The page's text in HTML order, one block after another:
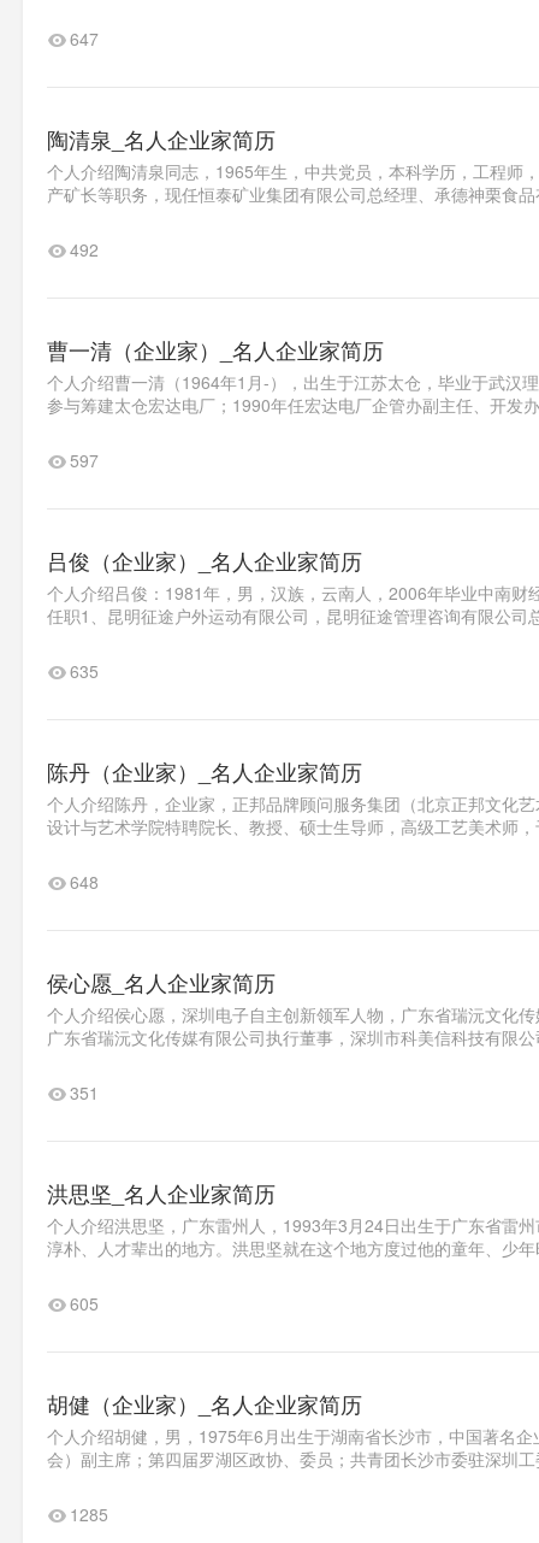
647
陶清泉_名人企业家简历
个人介绍陶清泉同志，1965年生，中共党员，本科学历，工程师
产矿长等职务，现任恒泰矿业集团有限公司总经理、承德神栗食
492
曹一清（企业家）_名人企业家简历
个人介绍曹一清（1964年1月-），出生于江苏太仓，毕业于武汉
参与筹建太仓宏达电厂；1990年任宏达电厂企管办副主任、开发
597
吕俊（企业家）_名人企业家简历
个人介绍吕俊：1981年，男，汉族，云南人，2006年毕业中南
任职1、昆明征途户外运动有限公司，昆明征途管理咨询有限公
635
陈丹（企业家）_名人企业家简历
个人介绍陈丹，企业家，正邦品牌顾问服务集团（北京正邦文化
设计与艺术学院特聘院长、教授、硕士生导师，高级工艺美术师
648
侯心愿_名人企业家简历
个人介绍侯心愿，深圳电子自主创新领军人物，广东省瑞沅文化
广东省瑞沅文化传媒有限公司执行董事，深圳市科美信科技有限
351
洪思坚_名人企业家简历
个人介绍洪思坚，广东雷州人，1993年3月24日出生于广东省雷
淳朴、人才辈出的地方。洪思坚就在这个地方度过他的童年、少
605
胡健（企业家）_名人企业家简历
个人介绍胡健，男，1975年6月出生于湖南省长沙市，中国著名
会）副主席；第四届罗湖区政协、委员；共青团长沙市委驻深圳
1285